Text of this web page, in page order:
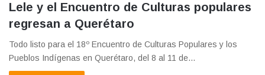
Lele y el Encuentro de Culturas populares
regresan a Querétaro
Todo listo para el 18º Encuentro de Culturas Populares y los
Pueblos Indígenas en Querétaro, del 8 al 11 de…